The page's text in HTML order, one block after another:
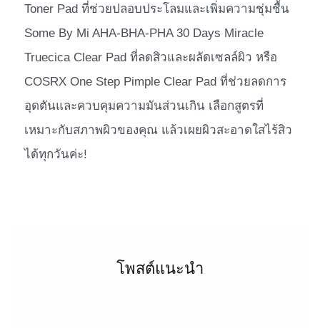
Toner Pad ที่ช่วยปลอบประโลมและเพิ่มความชุ่มชื้น
Some By Mi AHA-BHA-PHA 30 Days Miracle
Truecica Clear Pad ที่ลดสิวและผลัดเซลล์ผิว หรือ
COSRX One Step Pimple Clear Pad ที่ช่วยลดการ
อุดตันและควบคุมความมันส่วนเกิน เลือกสูตรที่
เหมาะกับสภาพผิวของคุณ แล้วเผยผิวสะอาดใสไร้สิว
ได้ทุกวันค่ะ!
โพสต์แนะนำ